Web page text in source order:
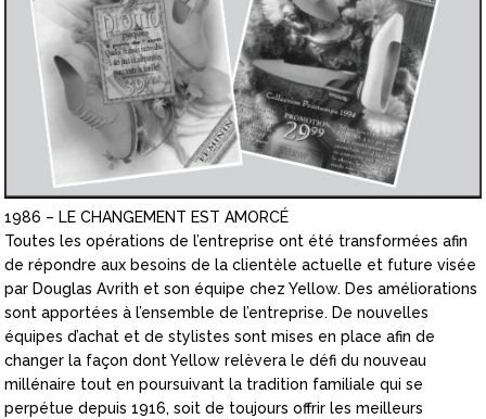
1986 – LE CHANGEMENT EST AMORCÉ
Toutes les opérations de l’entreprise ont été transformées afin
de répondre aux besoins de la clientèle actuelle et future visée
par Douglas Avrith et son équipe chez Yellow. Des améliorations
sont apportées à l’ensemble de l’entreprise. De nouvelles
équipes d’achat et de stylistes sont mises en place afin de
changer la façon dont Yellow relèvera le défi du nouveau
millénaire tout en poursuivant la tradition familiale qui se
perpétue depuis 1916, soit de toujours offrir les meilleurs